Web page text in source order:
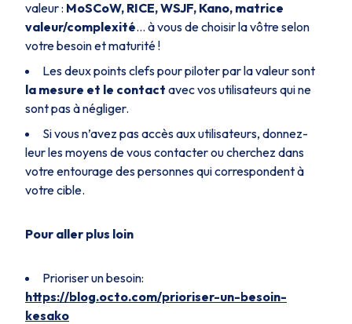
valeur : MoSCoW, RICE, WSJF, Kano, matrice
valeur/complexité… à vous de choisir la vôtre selon
votre besoin et maturité !
Les deux points clefs pour piloter par la valeur sont
la mesure et le contact avec vos utilisateurs qui ne
sont pas à négliger.
Si vous n’avez pas accès aux utilisateurs, donnez-
leur les moyens de vous contacter ou cherchez dans
votre entourage des personnes qui correspondent à
votre cible.
Pour aller plus loin
Prioriser un besoin:
https://blog.octo.com/prioriser-un-besoin-
kesako